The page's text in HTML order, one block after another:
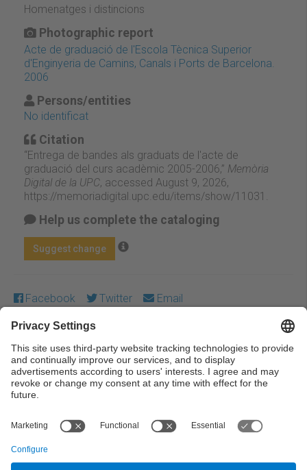
Homenatges i distincions
Photographic report
Acte de graduació de l'Escola Tècnica Superior
d'Enginyeria de Camins, Canals i Ports de Barcelona.
2006
Persons/entities
No identificat
Citation
“Entrega de bandes als graduats de l'acte de
graduació del curs acadèmic 2005-2006,” Memòria
Digital de la UPC, accessed August 9, 2026,
https://memoriadigital.upc.edu/items/show/11031
Help us complete the cataloging
Suggest change
Facebook Twitter Email
Except where otherwise noted, content on this work is
licensed under a Creative Commons license:Attribution-
NonCommercial-NoDerivs 3.0 Spain